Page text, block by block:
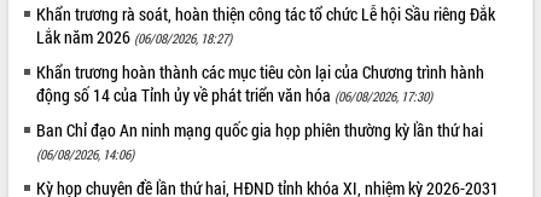
Khẩn trương rà soát, hoàn thiện công tác tổ chức Lễ hội Sầu riêng Đắk
Lắk năm 2026 (06/08/2026, 18:27)
Khẩn trương hoàn thành các mục tiêu còn lại của Chương trình hành
động số 14 của Tỉnh ủy về phát triển văn hóa (06/08/2026, 17:30)
Ban Chỉ đạo An ninh mạng quốc gia họp phiên thường kỳ lần thứ hai
(06/08/2026, 14:06)
Kỳ họp chuyên đề lần thứ hai, HĐND tỉnh khóa XI, nhiệm kỳ 2026-2031